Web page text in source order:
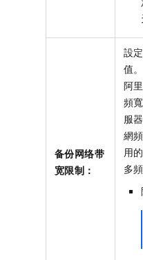
备份网络带
宽限制：
設
值
阿
頻
服
網
用
多